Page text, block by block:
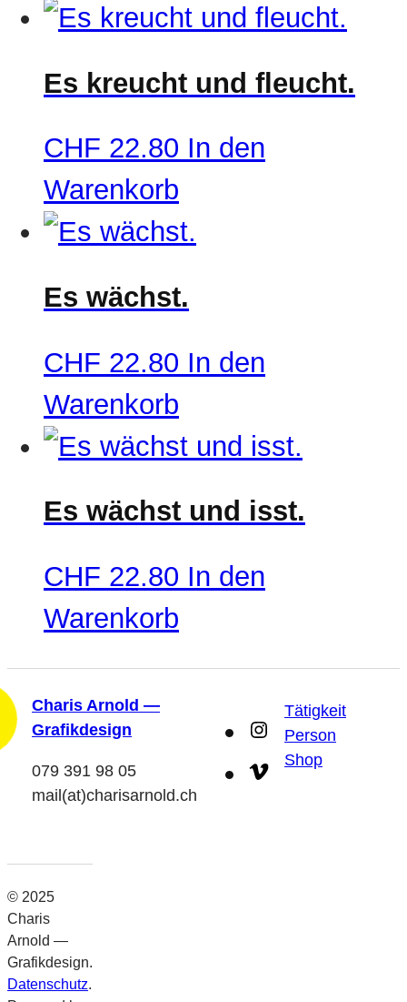
Es kreucht und fleucht.
CHF 22.80 In den
Warenkorb
Es wächst.
CHF 22.80 In den
Warenkorb
Es wächst und isst.
CHF 22.80 In den
Warenkorb
Charis Arnold —
Grafikdesign
079 391 98 05
mail(at)charisarnold.ch
Instagram
Vimeo
Tätigkeit
Person
Shop
© 2025
Charis
Arnold —
Grafikdesign.
Datenschutz.